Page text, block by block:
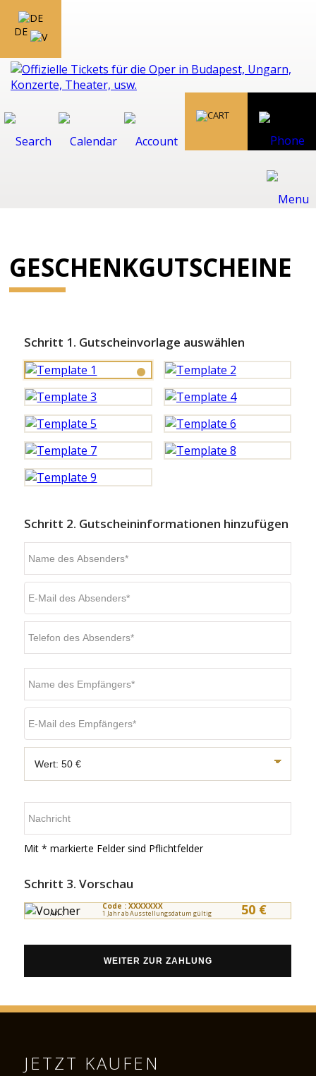
DE
GESCHENKGUTSCHEINE
Schritt 1. Gutscheinvorlage auswählen
Schritt 2. Gutscheininformationen hinzufügen
Mit * markierte Felder sind Pflichtfelder
Schritt 3. Vorschau
An :
Von :
Code : XXXXXXX
1 Jahr ab Ausstellungsdatum gültig 50 €
WEITER ZUR ZAHLUNG
JETZT KAUFEN